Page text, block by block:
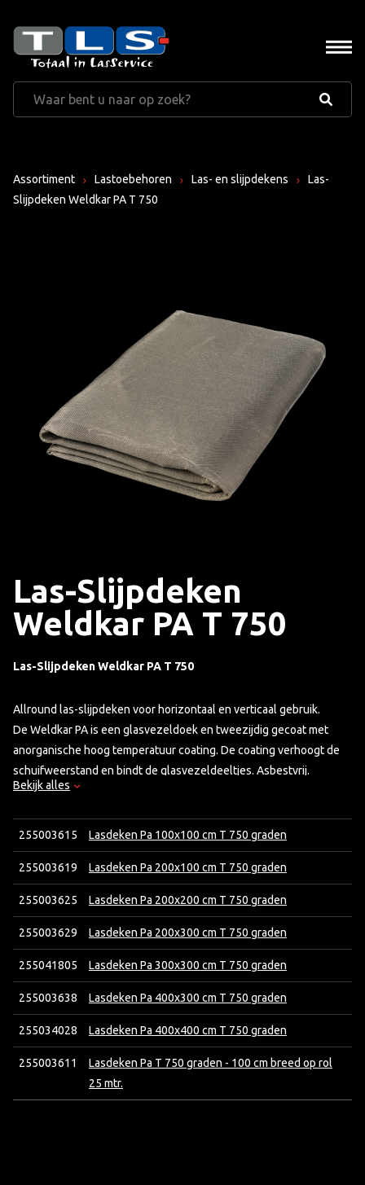
Assortiment Lastoebehoren Las- en slijpdekens
Las-
Slijpdeken Weldkar PA T 750
Las-Slijpdeken
Weldkar PA T 750
Las-Slijpdeken Weldkar PA T 750
Allround las-slijpdeken voor horizontaal en verticaal gebruik.
De Weldkar PA is een glasvezeldoek en tweezijdig gecoat met
anorganische hoog temperatuur coating. De coating verhoogt de
schuifweerstand en bindt de glasvezeldeeltjes. Asbestvrij.
• Langdurige temperatuurbestendigheid: 700°C
• Gewicht: 700 gr/m²
Lasdeken op rol:prijs per meter
Bekijk alles
255003615 Lasdeken Pa 100x100 cm T 750 graden
255003619 Lasdeken Pa 200x100 cm T 750 graden
255003625 Lasdeken Pa 200x200 cm T 750 graden
255003629 Lasdeken Pa 200x300 cm T 750 graden
255041805 Lasdeken Pa 300x300 cm T 750 graden
255003638 Lasdeken Pa 400x300 cm T 750 graden
255034028 Lasdeken Pa 400x400 cm T 750 graden
255003611
Lasdeken Pa T 750 graden - 100 cm breed op rol
25 mtr.